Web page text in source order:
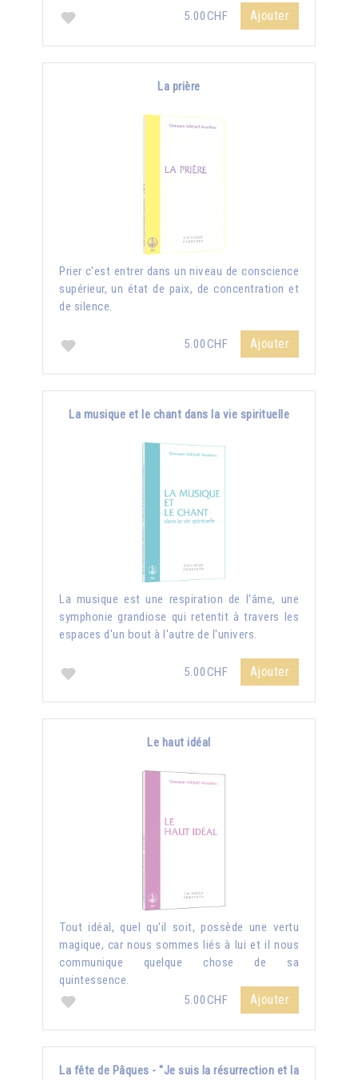
5.00CHF Ajouter
La prière
Prier c'est entrer dans un niveau de conscience
supérieur, un état de paix, de concentration et
de silence.
5.00CHF Ajouter
La musique et le chant dans la vie spirituelle
La musique est une respiration de l'âme, une
symphonie grandiose qui retentit à travers les
espaces d'un bout à l'autre de l'univers.
5.00CHF Ajouter
Le haut idéal
Tout idéal, quel qu'il soit, possède une vertu
magique, car nous sommes liés à lui et il nous
communique quelque chose de sa
quintessence.
5.00CHF
Ajouter
La fête de Pâques - "Je suis la résurrection et la